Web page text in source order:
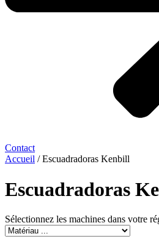
Contact
Accueil / Escuadradoras Kenbill
Escuadradoras
Sélectionnez les machines dans votre